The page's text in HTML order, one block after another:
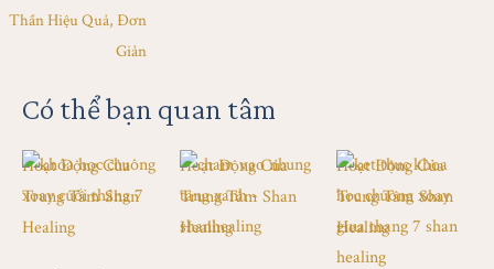
Thần Hiệu Quả, Đơn
Giản
Có thể bạn quan tâm
Hoạt Động Của
Trung Tâm Shan
Healing
Hoạt Động Của
Trung Tâm Shan
Healing
Hoạt Động Của
Trung Tâm Shan
Healing